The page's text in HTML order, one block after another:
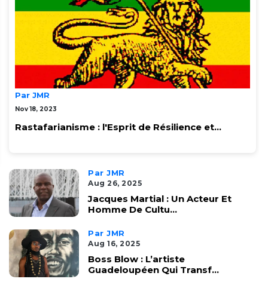
Par JMR
Nov 18, 2023
Rastafarianisme : l'Esprit de Résilience et...
Par JMR
Aug 26, 2025
Jacques Martial : Un Acteur Et
Homme De Cultu...
Par JMR
Aug 16, 2025
Boss Blow : L’artiste
Guadeloupéen Qui Transf...